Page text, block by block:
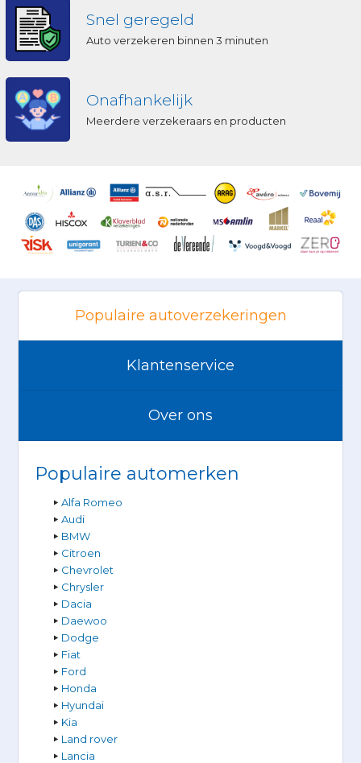
Snel geregeld
Auto verzekeren binnen 3 minuten
Onafhankelijk
Meerdere verzekeraars en producten
Populaire autoverzekeringen
Klantenservice
Over ons
Populaire automerken
Alfa Romeo
Audi
BMW
Citroen
Chevrolet
Chrysler
Dacia
Daewoo
Dodge
Fiat
Ford
Honda
Hyundai
Kia
Land rover
Lancia